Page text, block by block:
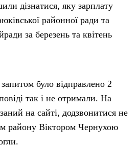
дізнатися, яку зарплату
районної ради та
за березень та квітень
було відправлено 2
так і не отримали. На
на сайті, додзвонитися не
району Віктором Чернухою